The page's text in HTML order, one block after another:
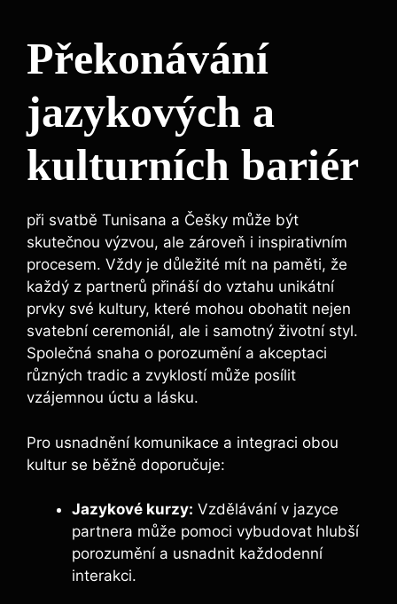
Překonávání
jazykových a
kulturních bariér
při svatbě Tunisana a Češky může být
skutečnou výzvou, ale zároveň i inspirativním
procesem. Vždy je důležité mít na paměti, že
každý z partnerů přináší do vztahu unikátní
prvky své kultury, které mohou obohatit nejen
svatební ceremoniál, ale i samotný životní styl.
Společná snaha o porozumění a akceptaci
různých tradic a zvyklostí může posílit
vzájemnou úctu a lásku.
Pro usnadnění komunikace a integraci obou
kultur se běžně doporučuje:
Jazykové kurzy: Vzdělávání v jazyce
partnera může pomoci vybudovat hlubší
porozumění a usnadnit každodenní
interakci.